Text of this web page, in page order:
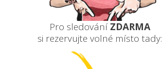
Pro sledování ZDARMA
si rezervujte volné místo tady: